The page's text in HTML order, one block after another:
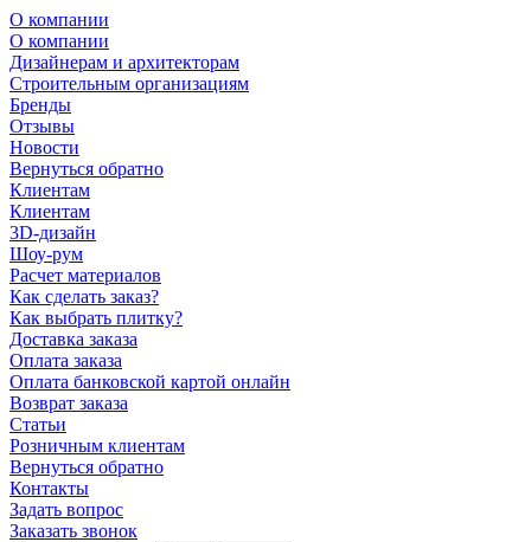
О компании
О компании
Дизайнерам и архитекторам
Строительным организациям
Бренды
Отзывы
Новости
Вернуться обратно
Клиентам
Клиентам
3D-дизайн
Шоу-рум
Расчет материалов
Как сделать заказ?
Как выбрать плитку?
Доставка заказа
Оплата заказа
Оплата банковской картой онлайн
Возврат заказа
Статьи
Розничным клиентам
Вернуться обратно
Контакты
Задать вопрос
Заказать звонок